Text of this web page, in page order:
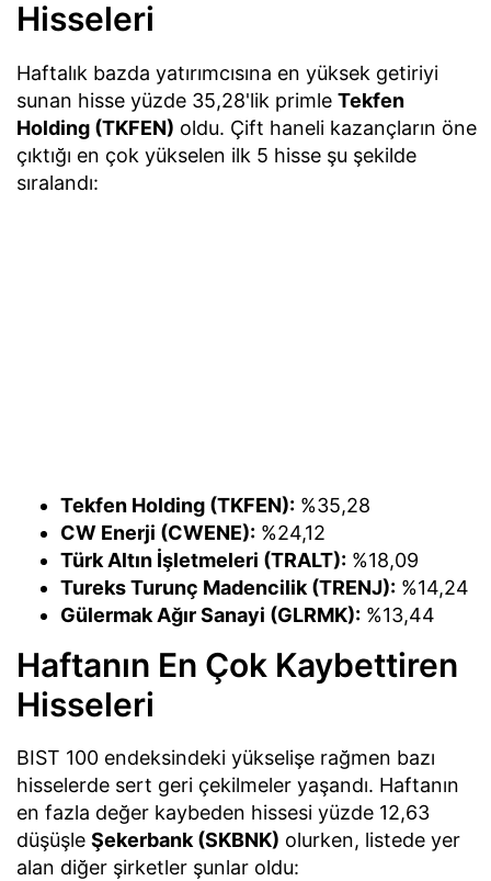
Hisseleri
Haftalık bazda yatırımcısına en yüksek getiriyi
sunan hisse yüzde 35,28'lik primle Tekfen
Holding (TKFEN) oldu. Çift haneli kazançların öne
çıktığı en çok yükselen ilk 5 hisse şu şekilde
sıralandı:
Tekfen Holding (TKFEN): %35,28
CW Enerji (CWENE): %24,12
Türk Altın İşletmeleri (TRALT): %18,09
Tureks Turunç Madencilik (TRENJ): %14,24
Gülermak Ağır Sanayi (GLRMK): %13,44
Haftanın En Çok Kaybettiren
Hisseleri
BIST 100 endeksindeki yükselişe rağmen bazı
hisselerde sert geri çekilmeler yaşandı. Haftanın
en fazla değer kaybeden hissesi yüzde 12,63
düşüşle Şekerbank (SKBNK) olurken, listede yer
alan diğer şirketler şunlar oldu: